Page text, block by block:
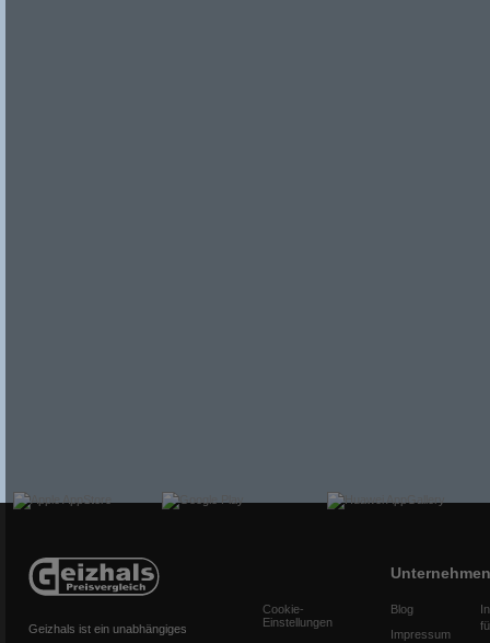
Geizhals ist ein unabhängiges
Cookie-
Einstellungen
Unternehmen
Blog
Impressum